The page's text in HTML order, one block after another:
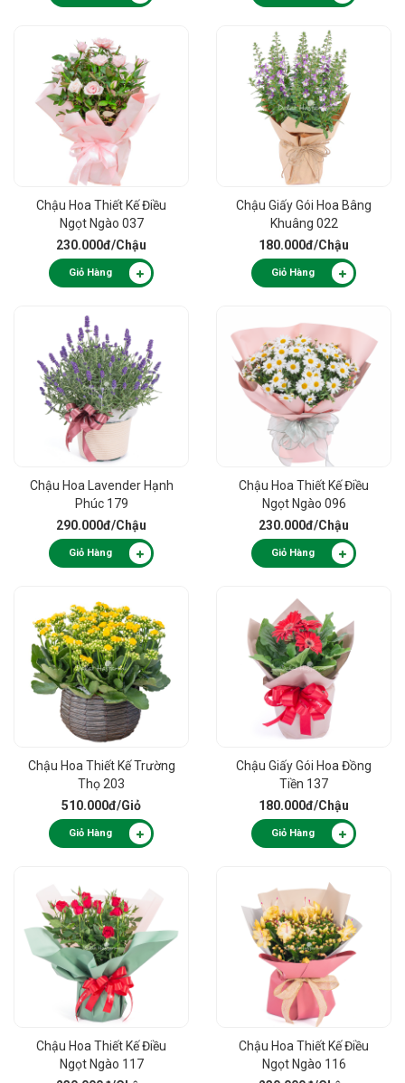
Chậu Hoa Thiết Kế Điều
Ngọt Ngào 037
230.000đ/Chậu
Giỏ Hàng
Chậu Giấy Gói Hoa Bâng
Khuâng 022
180.000đ/Chậu
Giỏ Hàng
Chậu Hoa Lavender Hạnh
Phúc 179
290.000đ/Chậu
Giỏ Hàng
Chậu Hoa Thiết Kế Điều
Ngọt Ngào 096
230.000đ/Chậu
Giỏ Hàng
Chậu Hoa Thiết Kế Trường
Thọ 203
510.000đ/Giỏ
Giỏ Hàng
Chậu Giấy Gói Hoa Đồng
Tiền 137
180.000đ/Chậu
Giỏ Hàng
Chậu Hoa Thiết Kế Điều
Ngọt Ngào 117
Chậu Hoa Thiết Kế Điều
Ngọt Ngào 116